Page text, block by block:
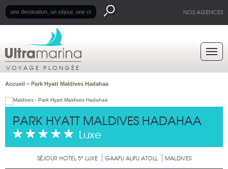
NOS AGENCES
VOYAGE PLONGÉE
Accueil > Park Hyatt Maldives Hadahaa
PARK HYATT MALDIVES HADAHAA
Luxe
SÉJOUR HOTEL 5* LUXE GAAFU ALIFU ATOLL MALDIVES